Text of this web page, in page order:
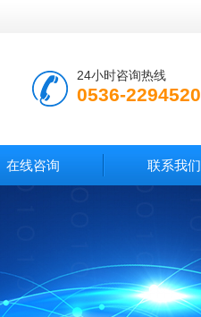
24小时咨询热线
0536-2294520
在线咨询 联系我们